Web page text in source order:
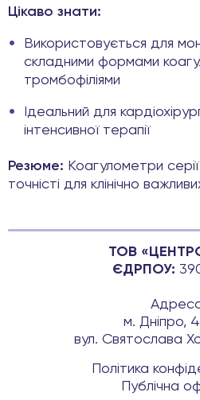
Цікаво знати:
Використовується для
складними формами
тромбофіліями
Ідеальний для
інтенсивної терапії
Резюме: Коагулометри
точністі для клінічно
ТОВ
ЄДРПОУ:
м. Дніпро,
вул. Святослава
Політика
Публічна